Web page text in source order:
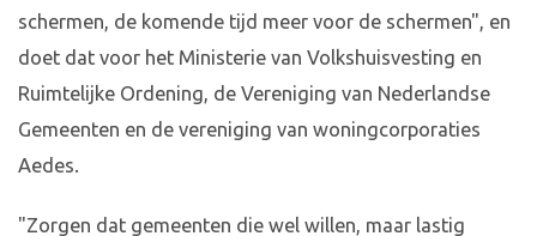
schermen, de komende tijd meer voor de schermen", en
doet dat voor het Ministerie van Volkshuisvesting en
Ruimtelijke Ordening, de Vereniging van Nederlandse
Gemeenten en de vereniging van woningcorporaties
Aedes.
"Zorgen dat gemeenten die wel willen, maar lastig